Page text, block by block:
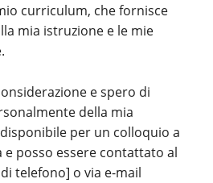
curriculum, che fornisce
mia istruzione e le mie
e spero di
della mia
per un colloquio a
e posso essere contattato al
telefono] o via e-mail